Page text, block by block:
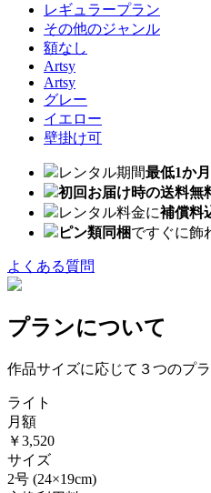
レギュラープラン
その他のジャンル
額なし
Artsy
Artsy
グレー
イエロー
壁掛け可
レンタル期間最低1か月
初回お届け時の送料無
レンタル料金に補償料
ピン類同梱ですぐに飾
よくある質問
プランについて
作品サイズに応じて３つのプ
ライト
月額
￥3,520
サイズ
2号 (24×19cm)